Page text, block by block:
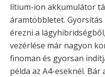
lítium-ion akkumulátor
áramtöbbletet.
érezni a
vezérlése már nagyon
finoman és gyorsan
példa az A4-eseknél.